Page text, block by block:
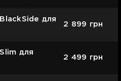
для
2 899 грн
для
2 499 грн